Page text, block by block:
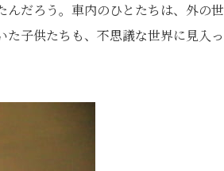
だろう。車内のひとたちは、外の世
子供たちも、不思議な世界に見入っ